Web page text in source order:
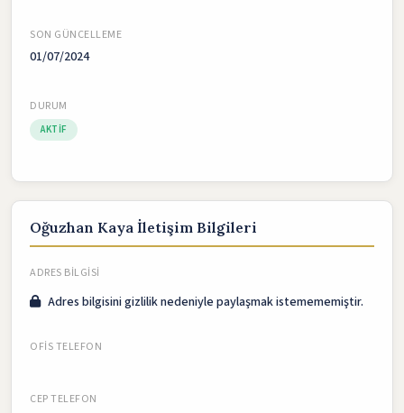
SON GÜNCELLEME
01/07/2024
DURUM
AKTIF
Oğuzhan Kaya İletişim Bilgileri
ADRES BILGISI
Adres bilgisini gizlilik nedeniyle paylaşmak istemememiştir.
OFIS TELEFON
CEP TELEFON